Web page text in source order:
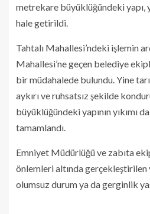
metrekare büyüklüğündeki yapı,
hale getirildi.
Tahtalı Mahallesi’ndeki işlemin
Mahallesi’ne geçen belediye
bir müdahalede bulundu. Yine
aykırı ve ruhsatsız şekilde
büyüklüğündeki yapının yıkımı
tamamlandı.
Emniyet Müdürlüğü ve zabıta
önlemleri altında gerçekleştirilen
olumsuz durum ya da gerginlik